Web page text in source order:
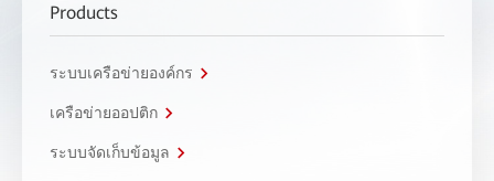
Products
ระบบเครือข่ายองค์กร
เครือข่ายออปติก
ระบบจัดเก็บข้อมูล